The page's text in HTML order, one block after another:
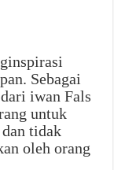
Sebagai
iwan Fals
untuk
tidak
oleh orang